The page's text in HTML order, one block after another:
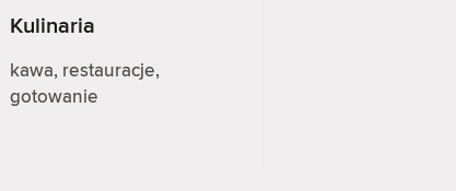
Kulinaria
kawa, restauracje,
gotowanie